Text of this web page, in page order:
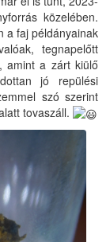
közelében.
a faj példányainak
tegnapelőtt
amint a zárt kiülő
jó repülési
szó szerint
tovaszáll.